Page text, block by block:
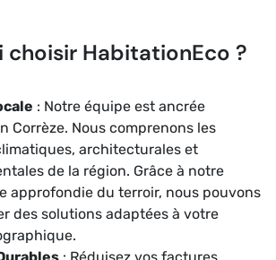
choisir HabitationEco ?
: Notre équipe est ancrée
Corrèze. Nous comprenons les
architecturales et
de la région. Grâce à notre
approfondie du terroir, nous pouvons
des solutions adaptées à votre